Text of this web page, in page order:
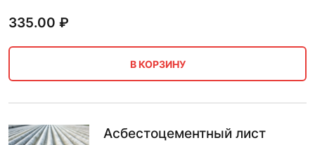
335.00 ₽
В КОРЗИНУ
Асбестоцементный лист